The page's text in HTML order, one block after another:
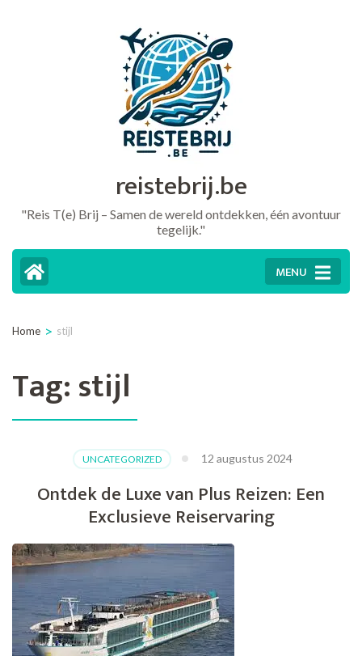
reistebrij.be
"Reis T(e) Brij – Samen de wereld ontdekken, één avontuur
tegelijk."
MENU
Home > stijl
Tag:stijl
UNCATEGORIZED 12 augustus 2024
Ontdek de Luxe van Plus Reizen: Een
Exclusieve Reiservaring